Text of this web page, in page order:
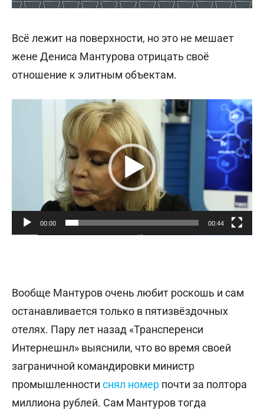
Всё лежит на поверхности, но это не мешает
жене Дениса Мантурова отрицать своё
отношение к элитным объектам.
е
00:00 00:44
Вообще Мантуров очень любит роскошь и сам
останавливается только в пятизвёздочных
отелях. Пару лет назад «Трансперенси
Интернешнл» выяснили, что во время своей
заграничной командировки министр
промышленности снял номер почти за полтора
миллиона рублей. Сам Мантуров тогда